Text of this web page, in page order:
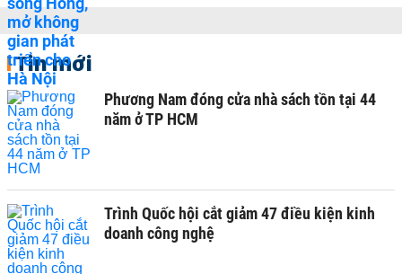
Tin mới
Phương Nam đóng cửa nhà sách tồn tại 44
năm ở TP HCM
Trình Quốc hội cắt giảm 47 điều kiện kinh
doanh công nghệ